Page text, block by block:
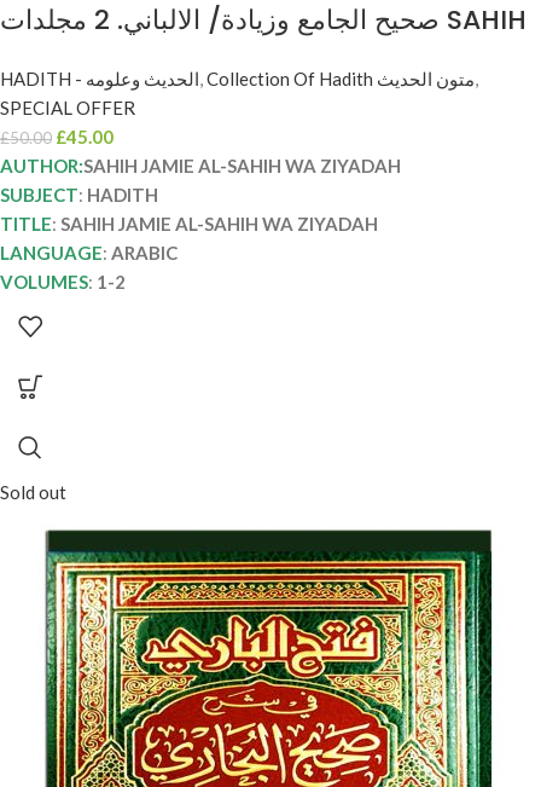
صحيح الجامع وزيادة/ الالباني. 2 مجلدات SAHIH
HADITH - الحديث وعلومه, Collection Of Hadith متون الحديث,
SPECIAL OFFER
£50.00 £45.00
AUTHOR:SAHIH JAMIE AL-SAHIH WA ZIYADAH
SUBJECT: HADITH
TITLE: SAHIH JAMIE AL-SAHIH WA ZIYADAH
LANGUAGE: ARABIC
VOLUMES: 1-2
Sold out